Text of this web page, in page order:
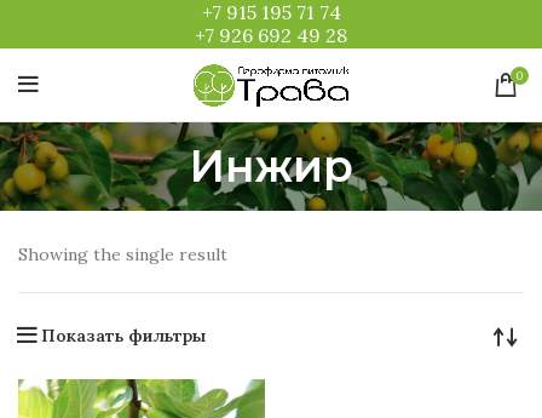
+7 915 195 71 74
+7 926 692 49 28
0
Инжир
Showing the single result
Показать фильтры